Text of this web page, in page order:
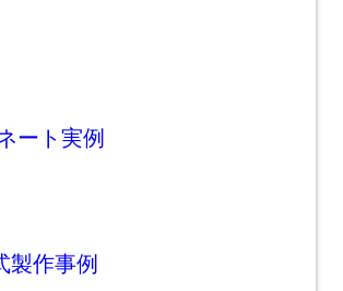
ート実例
製作事例